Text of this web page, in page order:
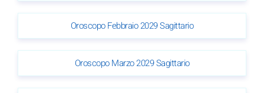
Oroscopo Febbraio 2029 Sagittario
Oroscopo Marzo 2029 Sagittario